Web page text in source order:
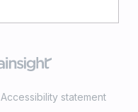
Accessibility statement